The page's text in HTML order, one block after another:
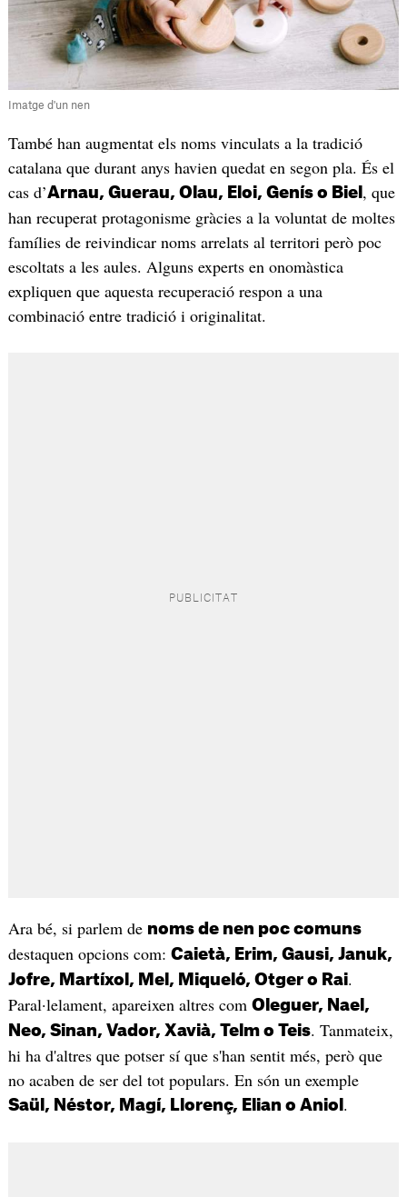
Imatge d'un nen
També han augmentat els noms vinculats a la tradició
catalana que durant anys havien quedat en segon pla. És el
cas d’Arnau, Guerau, Olau, Eloi, Genís o Biel , que
han recuperat protagonisme gràcies a la voluntat de moltes
famílies de reivindicar noms arrelats al territori però poc
escoltats a les aules. Alguns experts en onomàstica
expliquen que aquesta recuperació respon a una
combinació entre tradició i originalitat.
Ara bé, si parlem de noms de nen poc comuns
destaquen opcions com: Caietà, Erim, Gausi, Januk,
Jofre, Martíxol, Mel, Miqueló, Otger o Rai.
Paral·lelament, apareixen altres com Oleguer, Nael,
Neo, Sinan, Vador, Xavià, Telm o Teis. Tanmateix,
hi ha d'altres que potser sí que s'han sentit més, però que
no acaben de ser del tot populars. En són un exemple
Saül, Néstor, Magí, Llorenç, Elian o Aniol .